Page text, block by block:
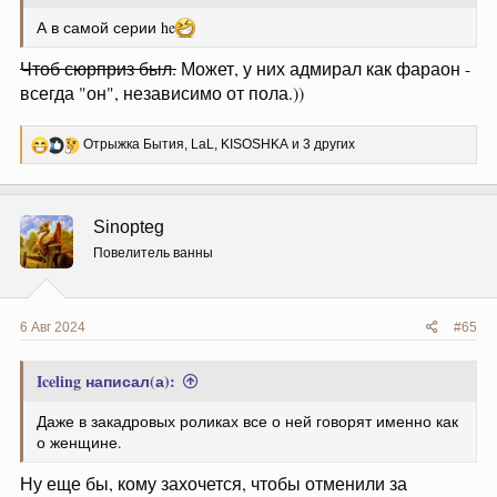
А в самой серии he
Чтоб сюрприз был. Может, у них адмирал как фараон -
всегда "он", независимо от пола.))
Р
е
Отрыжка Бытия, LaL, KISOSHKA и 3 других
Sinopteg
Повелитель ванны
6 Авг 2024 #65
Iceling написал(а):
Даже в закадровых роликах все о ней говорят именно как
о женщине.
Ну еще бы, кому захочется, чтобы отменили за